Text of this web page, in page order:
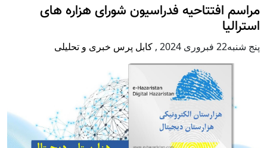
مراسم افتتاحیه فدراسیون شورای هزاره های
استرالیا
پنج شنبه22 فبروری 2024 , کابل پرس خبری و تحلیلی